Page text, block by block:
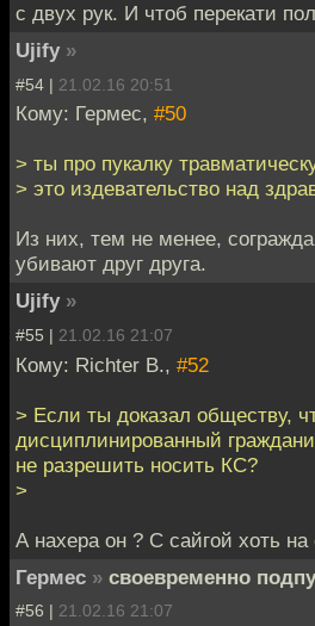
с двух рук. И чтоб перекати
Ujify »
#54 | 21.02.16 20:51
Кому: Гермес, #50
> ты про пукалку
> это издевательство над
Из них, тем не менее,
убивают друг друга.
Ujify »
#55 | 21.02.16 21:07
Кому: Richter B., #52
> Если ты доказал обществу,
дисциплинированный
не разрешить носить КС?
>
А нахера он ? С сайгой хоть
Гермес » своевременно
#56 | 21.02.16 21:07